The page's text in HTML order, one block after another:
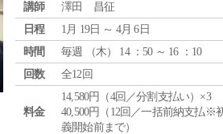
講師
澤田 昌征
日程
1月 19日 ～ 4月 6日
時間
毎週 （木） 14 ：50 ～ 16 ：10
回数
全12回
料金
14,580円（4回／分割支払い）×3
40,500円（12回／一括前納支払※
義開始前まで）